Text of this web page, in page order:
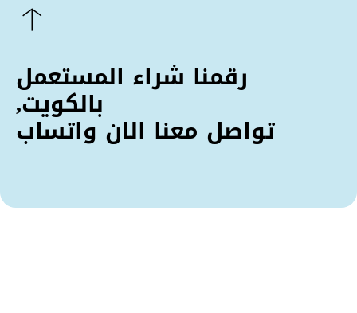
رقمنا شراء المستعمل
بالكويت,
تواصل معنا الان واتساب